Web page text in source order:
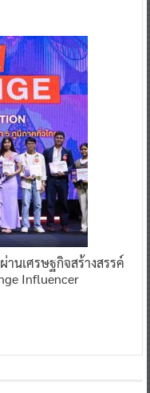
นเศรษฐกิจสร้างสรรค์
Influencer